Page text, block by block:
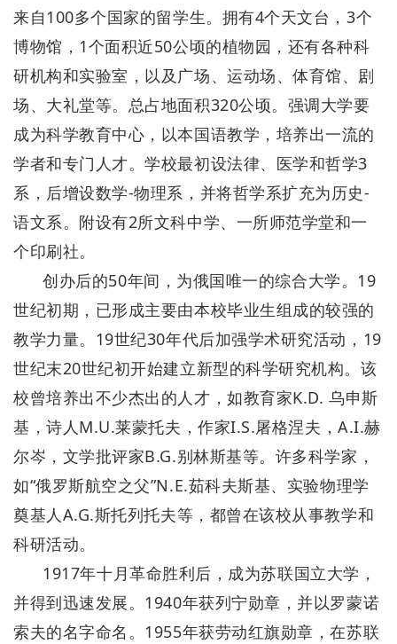
来自100多个国家的留学生。拥有4个天文台，3个
博物馆，1个面积近50公顷的植物园，还有各种科
研机构和实验室，以及广场、运动场、体育馆、剧
场、大礼堂等。总占地面积320公顷。强调大学要
成为科学教育中心，以本国语教学，培养出一流的
学者和专门人才。学校最初设法律、医学和哲学3
系，后增设数学-物理系，并将哲学系扩充为历史-
语文系。附设有2所文科中学、一所师范学堂和一
个印刷社。
创办后的50年间，为俄国唯一的综合大学。19
世纪初期，已形成主要由本校毕业生组成的较强的
教学力量。19世纪30年代后加强学术研究活动，19
世纪末20世纪初开始建立新型的科学研究机构。该
校曾培养出不少杰出的人才，如教育家K.D. 乌申斯
基，诗人M.U.莱蒙托夫，作家I.S.屠格涅夫，A.I.赫
尔岑，文学批评家B.G.别林斯基等。许多科学家，
如“俄罗斯航空之父”N.E.茹科夫斯基、实验物理学
奠基人A.G.斯托列托夫等，都曾在该校从事教学和
科研活动。
1917年十月革命胜利后，成为苏联国立大学，
并得到迅速发展。1940年获列宁勋章，并以罗蒙诺
索夫的名字命名。1955年获劳动红旗勋章，在苏联